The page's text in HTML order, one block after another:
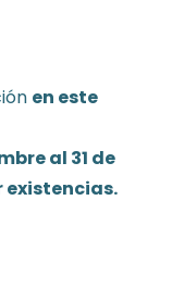
en este
al 31 de
existencias.